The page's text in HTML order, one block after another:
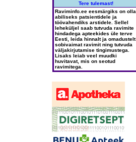
Tere tulemast!
Raviminfo.ee eesmärgiks on olla
abiliseks patsientidele ja
töövahendiks arstidele. Sellel
leheküljel saab tutvuda ravimite
hindadega apteekides üle terve
Eesti, leida hinnalt ja omadustelt
sobivaimat ravimit ning tutvuda
väljakirjutamise tingimustega.
Lisaks leiab veel muudki
huvitavat, mis on seotud
ravimitega.